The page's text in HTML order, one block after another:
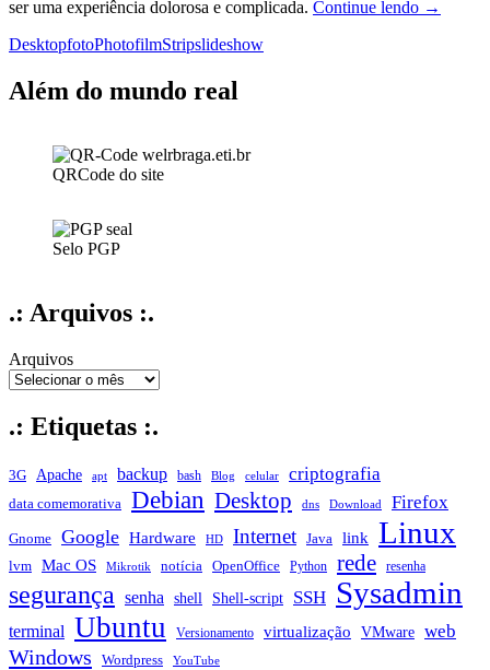
ser uma experiência dolorosa e complicada. Continue lendo →
DesktopfotoPhotofilmStripslideshow
Além do mundo real
QRCode do site
Selo PGP
.: Arquivos :.
Arquivos
.: Etiquetas :.
3G Apache apt backup bash Blog celular criptografia
data comemorativa Debian Desktop dns Download Firefox
Gnome Google Hardware HD Internet Java link Linux
lvm Mac OS Mikrotik notícia OpenOffice Python rede resenha
segurança senha shell Shell-script SSH Sysadmin
terminal Ubuntu Versionamento virtualização VMware web
Windows Wordpress YouTube